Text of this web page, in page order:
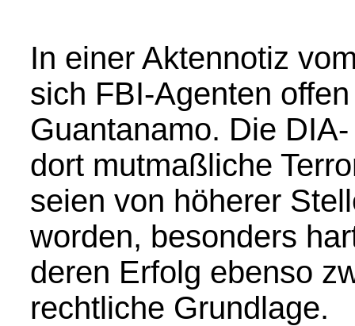
In einer Aktennotiz
sich FBI-Agenten
Guantanamo. Die
dort mutmaßliche
seien von höherer
worden, besonders
deren Erfolg ebenso
rechtliche Grundlage.